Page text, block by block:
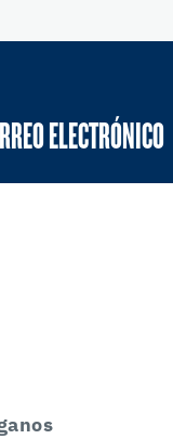
ELECTRÓNICO